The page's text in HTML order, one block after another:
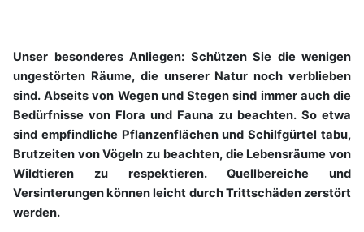
Unser besonderes Anliegen: Schützen Sie die wenigen
ungestörten Räume, die unserer Natur noch verblieben
sind. Abseits von Wegen und Stegen sind immer auch die
Bedürfnisse von Flora und Fauna zu beachten. So etwa
sind empfindliche Pflanzenflächen und Schilfgürtel tabu,
Brutzeiten von Vögeln zu beachten, die Lebensräume von
Wildtieren zu respektieren. Quellbereiche und
Versinterungen können leicht durch Trittschäden zerstört
werden.